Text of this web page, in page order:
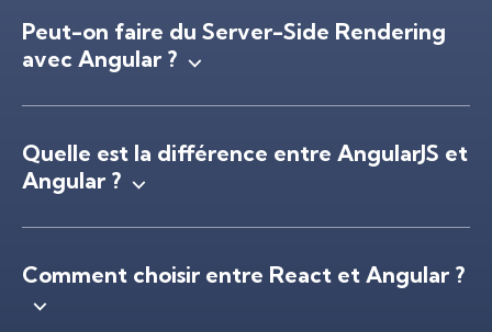
Peut-on faire du Server-Side Rendering
avec Angular ?
Quelle est la différence entre AngularJS et
Angular ?
Comment choisir entre React et Angular ?